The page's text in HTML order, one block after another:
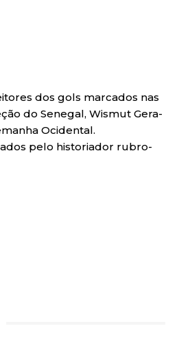
dos gols marcados nas
do Senegal, Wismut Gera-
Ocidental.
pelo historiador rubro-